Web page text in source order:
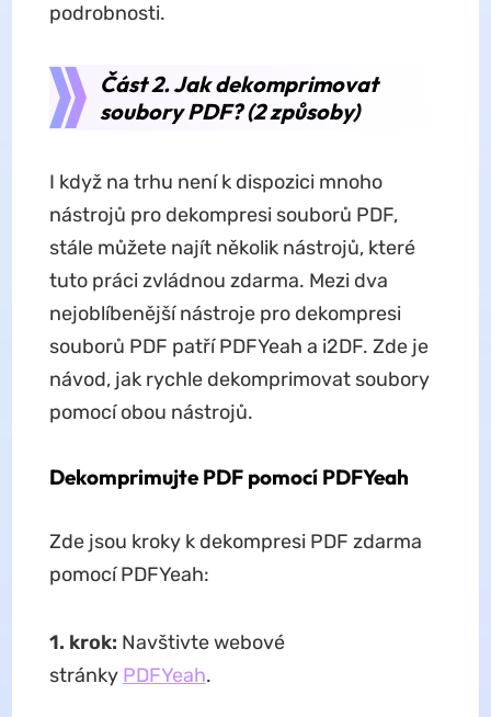
podrobnosti.
Část 2. Jak dekomprimovat
soubory PDF? (2 způsoby)
I když na trhu není k dispozici mnoho
nástrojů pro dekompresi souborů PDF,
stále můžete najít několik nástrojů, které
tuto práci zvládnou zdarma. Mezi dva
nejoblíbenější nástroje pro dekompresi
souborů PDF patří PDFYeah a i2DF. Zde je
návod, jak rychle dekomprimovat soubory
pomocí obou nástrojů.
Dekomprimujte PDF pomocí PDFYeah
Zde jsou kroky k dekompresi PDF zdarma
pomocí PDFYeah:
1. krok: Navštivte webové
stránky PDFYeah.